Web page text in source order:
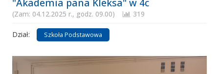
"Akademia pana Kleksa" w 4c
(Zam: 04.12.2025 r., godz. 09.00) 319
Dział: Szkoła Podstawowa